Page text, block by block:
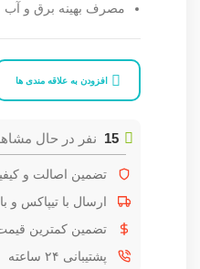
مصرف بهینه برق و آب
افزودن به علاقه مندی ها
15 نفر در حال
تضمین اصالت و
ارسال با تیپاکس و
تضمین کمترین
پشتیبانی ۲۴ ساعته